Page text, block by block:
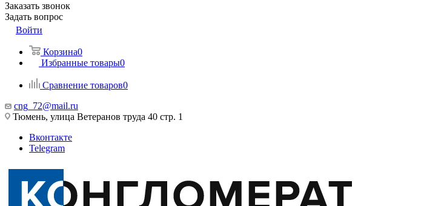
Заказать звонок
Задать вопрос
Войти
Корзина0
Избранные товары0
Сравнение товаров0
cng_72@mail.ru
Тюмень, улица Ветеранов труда 40 стр. 1
Вконтакте
Telegram